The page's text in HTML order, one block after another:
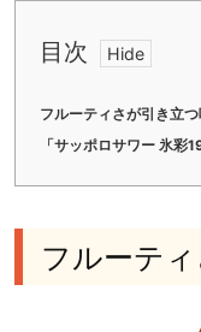
目次
フルーティさが引き立
「サッポロサワー 氷彩
フルーテ